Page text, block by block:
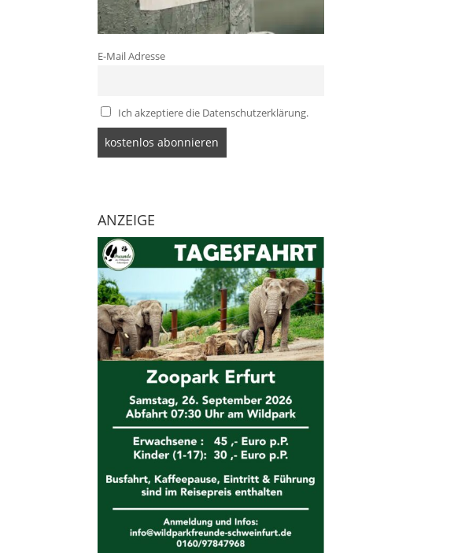
E-Mail Adresse
Ich akzeptiere die Datenschutzerklärung.
ANZEIGE